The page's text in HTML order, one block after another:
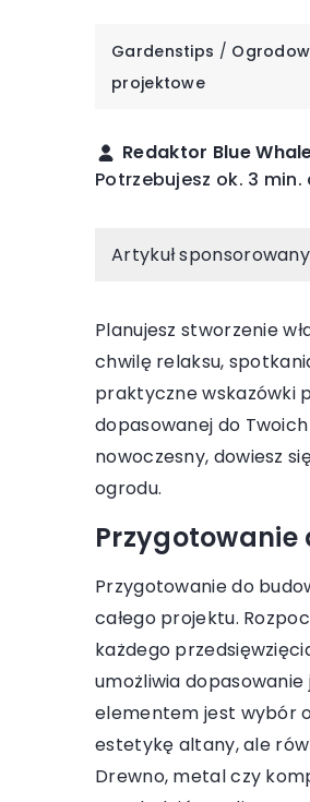
Gardenstips /
projektowe
Redaktor Blue
Potrzebujesz ok. 3
Artykuł sponsorowany
Planujesz stworzenie
chwilę relaksu,
praktyczne wskazówki
dopasowanej do
nowoczesny, dowiesz
ogrodu.
Przygotowanie do
całego projektu.
każdego
umożliwia
elementem jest wybór
estetykę altany, ale
Drewno, metal czy